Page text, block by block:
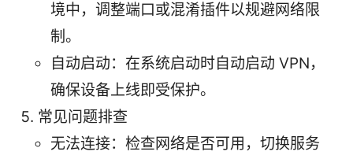
境中，调整端口或混淆插件以规避网络限
制。
自动启动：在系统启动时自动启动 VPN，
确保设备上线即受保护。
常见问题排查
无法连接：检查网络是否可用，切换服务